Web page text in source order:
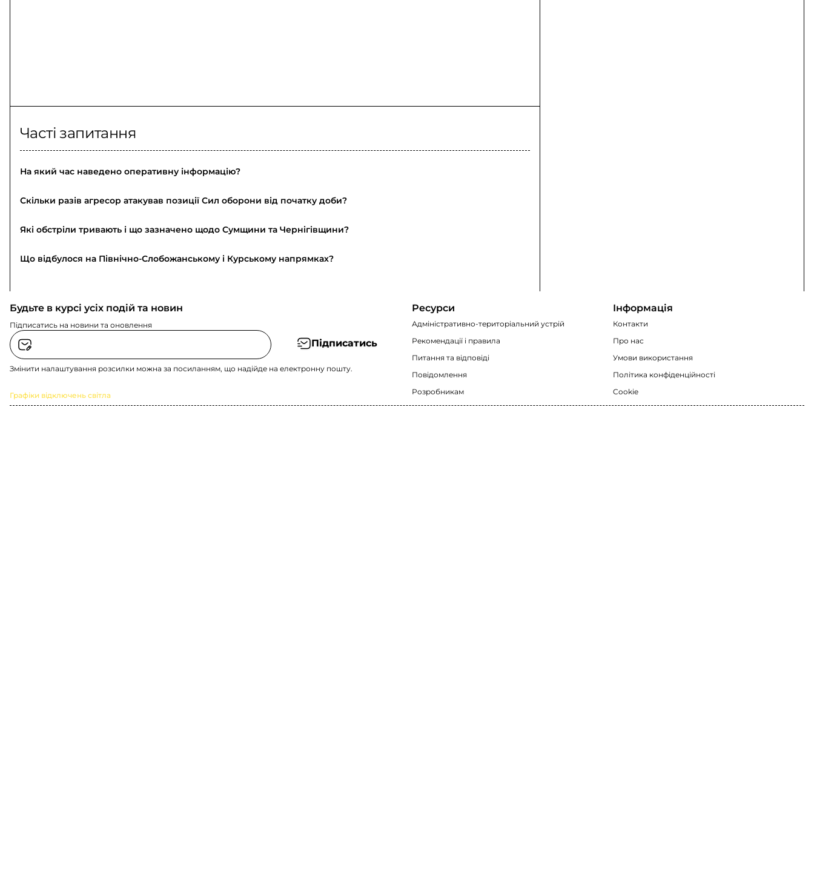
Часті запитання
На який час наведено оперативну інформацію?
Скільки разів агресор атакував позиції Сил оборони від початку доби?
Які обстріли тривають і що зазначено щодо Сумщини та Чернігівщини?
Що відбулося на Північно-Слобожанському і Курському напрямках?
Будьте в курсі усіх подій та новин
Підписатись на новини та оновлення
Підписатись
Змінити налаштування розсилки можна за посиланням, що надійде на електронну пошту.
Графіки відключень світла
Ресурси
Адміністративно-територіальний устрій
Рекомендації i правила
Питання та відповіді
Повідомлення
Розробникам
Інформація
Контакти
Про нас
Умови використання
Політика конфіденційності
Cookie